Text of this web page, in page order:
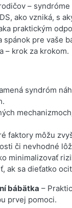
–
ako vzniká, s
praktickým
pre vaše
– krok za krokom.
syndróm
faktory môžu
či nevhodné
minimalizovať
ak sa dieťatko
bábätka –
prvej pomoci.